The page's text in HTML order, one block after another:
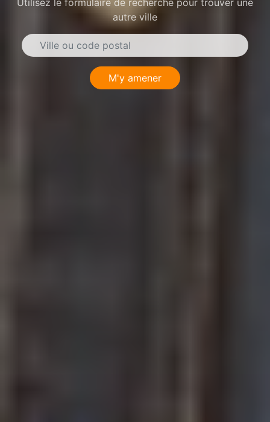
Utilisez le formulaire de recherche pour trouver une
autre ville
M'y amener